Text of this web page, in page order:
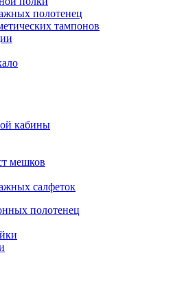
полотенец
тампонов
кабины
мешков
салфеток
полотенец